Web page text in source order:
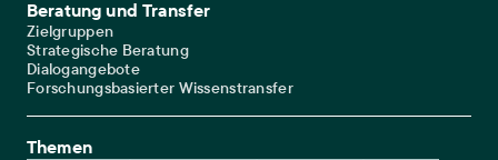
Beratung und Transfer
Zielgruppen
Strategische Beratung
Dialogangebote
Forschungsbasierter Wissenstransfer
Themen